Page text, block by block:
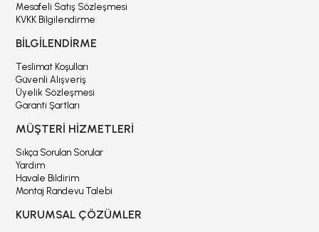
Mesafeli Satış Sözleşmesi
KVKK Bilgilendirme
BİLGİLENDİRME
Teslimat Koşulları
Güvenli Alışveriş
Üyelik Sözleşmesi
Garanti Şartları
MÜŞTERİ HİZMETLERİ
Sıkça Sorulan Sorular
Yardım
Havale Bildirim
Montaj Randevu Talebi
KURUMSAL ÇÖZÜMLER